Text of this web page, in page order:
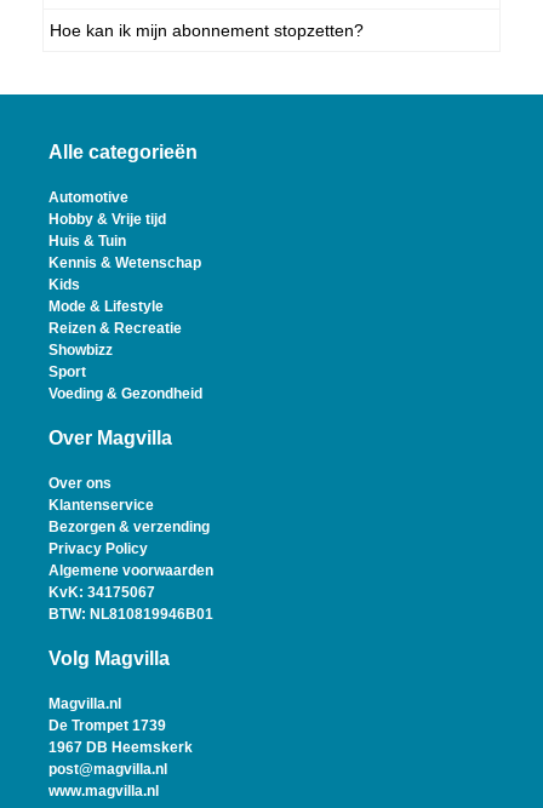
Hoe kan ik mijn abonnement stopzetten?
Alle categorieën
Automotive
Hobby & Vrije tijd
Huis & Tuin
Kennis & Wetenschap
Kids
Mode & Lifestyle
Reizen & Recreatie
Showbizz
Sport
Voeding & Gezondheid
Over Magvilla
Over ons
Klantenservice
Bezorgen & verzending
Privacy Policy
Algemene voorwaarden
KvK: 34175067
BTW: NL810819946B01
Volg Magvilla
Magvilla.nl
De Trompet 1739
1967 DB Heemskerk
post@magvilla.nl
www.magvilla.nl